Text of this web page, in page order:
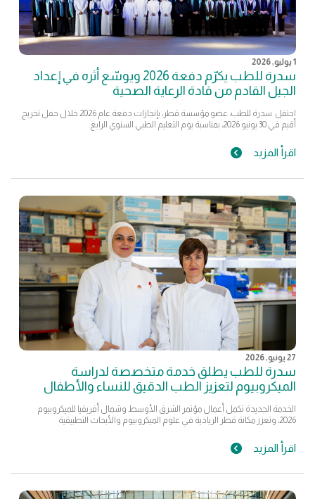
1 يوليو, 2026
سدرة للطب يكرّم دفعة 2026 ويوسّع أثره في إعداد
الجيل القادم من قادة الرعاية الصحية
احتفل سدرة للطب، عضو مؤسسة قطر، بإنجازات دفعة عام 2026 خلال حفل تخريج
أقيم في 30 يونيو 2026، بمناسبة يوم التعليم الطبي السنوي الرابع.
اقرأ المزيد
27 يونيو, 2026
سدرة للطب يطلق خدمة متخصصة لدراسة
الميكروبيوم لتعزيز الطب الدقيق للنساء والأطفال
الخدمة الجديدة تكمل أعمال مؤتمر الشرق الأوسط وشمال أفريقيا للميكروبيوم
2026، وتعزز مكانة قطر الريادية في علوم الميكروبيوم والأبحاث التطبيقية
اقرأ المزيد